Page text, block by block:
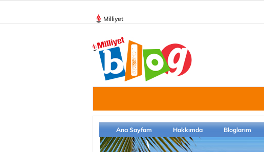
Milliyet
Ana Sayfam Hakkımda Bloglarım